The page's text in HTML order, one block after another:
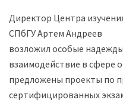
Директор Центра
СПбГУ Артем Андреев
возложил особые
взаимодействие в сфере
предложены проекты по
сертифицированных